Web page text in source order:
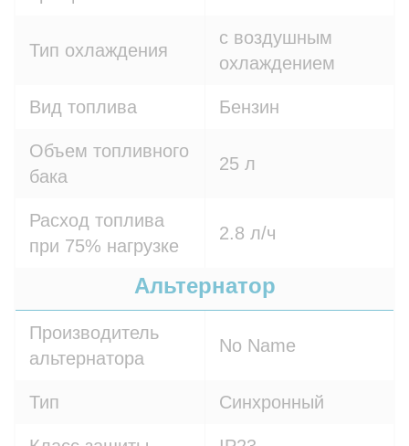
Тип охлаждения
с воздушным
охлаждением
Вид топлива Бензин
Объем топливного
бака
25 л
Расход топлива
при 75% нагрузке
2.8 л/ч
Альтернатор
Производитель
альтернатора
No Name
Тип Синхронный